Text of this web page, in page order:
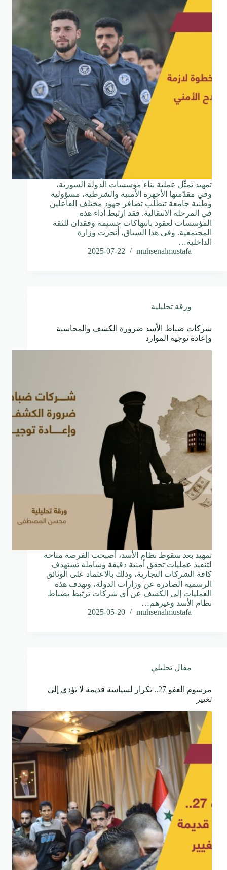
تمهيد تمثّل عملية بناء مؤسسات الدولة السورية،
وفي مقدّمتها الأجهزة الأمنية والشرطية، مسؤولية
وطنية جامعة تتطلب تضافر جهود مختلف الفاعلين
في المرحلة الانتقالية. فقد ارتبط أداء هذه
المؤسسات لعقود بانتهاكات جسيمة وفقدان للثقة
المجتمعية. وفي هذا السياق، أنجزت وزارة
الداخلية…
muhsenalmustafa
2025-07-22
ورقة تحليلية
شركات ضباط الأسد ضرورة الكشف والمحاسبة
وإعادة توجيه الموارد
تمهيد بعد سقوط نظام الأسد، أصبحت الفرصة متاحة
لتنفيذ عمليات تحقق أمنية دقيقة وشاملة تستهدف
كافة الشركات التجارية، وذلك بالاعتماد على الوثائق
الرسمية الصادرة عن وزارات الدولة، وتهدف هذه
العمليات إلى الكشف عن أي شركات ترتبط بضباط
نظام الأسد وغيرهم…
muhsenalmustafa
2025-05-20
مقال تحليلي
مرسوم العفو 27.. تكرار لسياسة قديمة لا تؤدي إلى
تغيير